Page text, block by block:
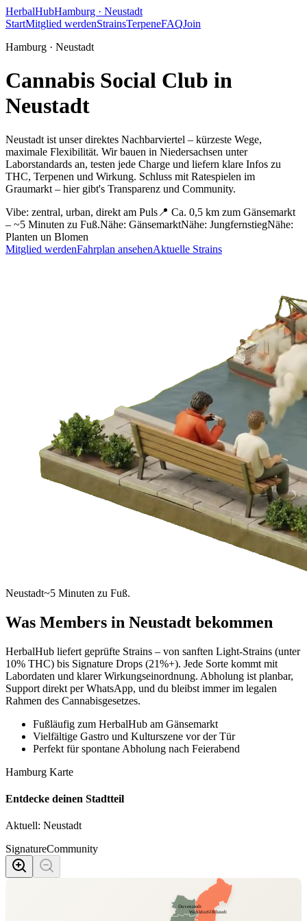
HerbalHubHamburg · Neustadt
StartMitglied werdenStrainsTerpeneFAQJoin
Hamburg · Neustadt
Cannabis Social Club in
Neustadt
Neustadt ist unser direktes Nachbarviertel – kürzeste Wege,
maximale Flexibilität. Wir bauen in Niedersachsen unter
Laborstandards an, testen jede Charge und liefern klare Infos zu
THC, Terpenen und Wirkung. Schluss mit Ratespielen im
Graumarkt – hier gibt's Transparenz und Community.
Vibe: zentral, urban, direkt am Puls 📍 Ca. 0,5 km zum Gänsemarkt
– ~5 Minuten zu Fuß.Nähe: GänsemarktNähe: JungfernstiegNähe:
Planten un Blomen
Mitglied werdenFahrplan ansehenAktuelle Strains
Neustadt~5 Minuten zu Fuß.
Was Members in Neustadt bekommen
HerbalHub liefert geprüfte Strains – von sanften Light-Strains (unter
10% THC) bis Signature Drops (21%+). Jede Sorte kommt mit
Labordaten und klarer Wirkungseinordnung. Abholung ist planbar,
Support direkt per WhatsApp, und du bleibst immer im legalen
Rahmen des Cannabisgesetzes.
Fußläufig zum HerbalHub am Gänsemarkt
Vielfältige Gastro und Kulturszene vor der Tür
Perfekt für spontane Abholung nach Feierabend
Hamburg Karte
Entdecke deinen Stadtteil
Aktuell: Neustadt
SignatureCommunity
Duvenstedt
Wohldorf-Ohlstedt